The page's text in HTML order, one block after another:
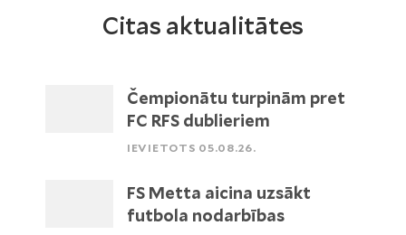
Citas aktualitātes
Čempionātu turpinām pret
FC RFS dublieriem
IEVIETOTS 05.08.26.
FS Metta aicina uzsākt
futbola nodarbības